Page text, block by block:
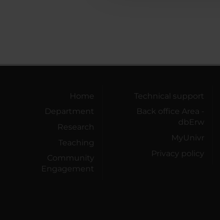
Home
Department
Research
Teaching
Community
Engagement
Technical support
Back office Area -
dbErw
MyUnivr
Privacy policy